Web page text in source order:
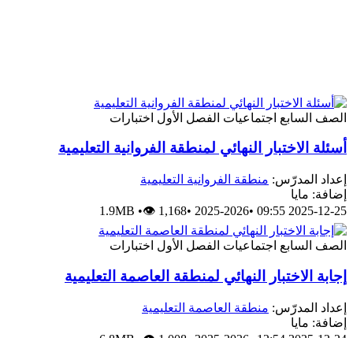
الصف السابع اجتماعيات الفصل الأول اختبارات
أسئلة الاختبار النهائي لمنطقة الفروانية التعليمية
إعداد المدرّس: منطقة الفروانية التعليمية
إضافة: مايا
2025-12-25 09:55
•
2025-2026
•
1.9MB •👁 1,168
الصف السابع اجتماعيات الفصل الأول اختبارات
إجابة الاختبار النهائي لمنطقة العاصمة التعليمية
إعداد المدرّس: منطقة العاصمة التعليمية
إضافة: مايا